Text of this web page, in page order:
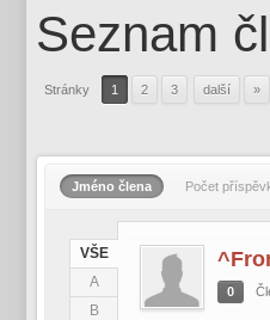
Seznam
Stránky 1 2 3 další »
Jméno člena Počet
VŠE
A
B
0